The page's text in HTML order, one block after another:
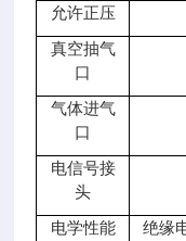
允许正压
真空抽气
口
气体进气
口
电信号接
头
电学性能 绝缘